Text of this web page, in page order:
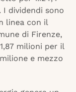
I dividendi sono
linea con il
di Firenze,
milioni per il
e mezzo